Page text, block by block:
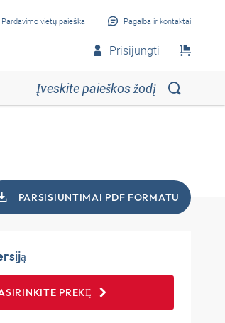
Pardavimo vietų paieška Pagalba ir kontaktai
Prisijungti
PARSISIUNTIMAI PDF FORMATU
PREKĘ